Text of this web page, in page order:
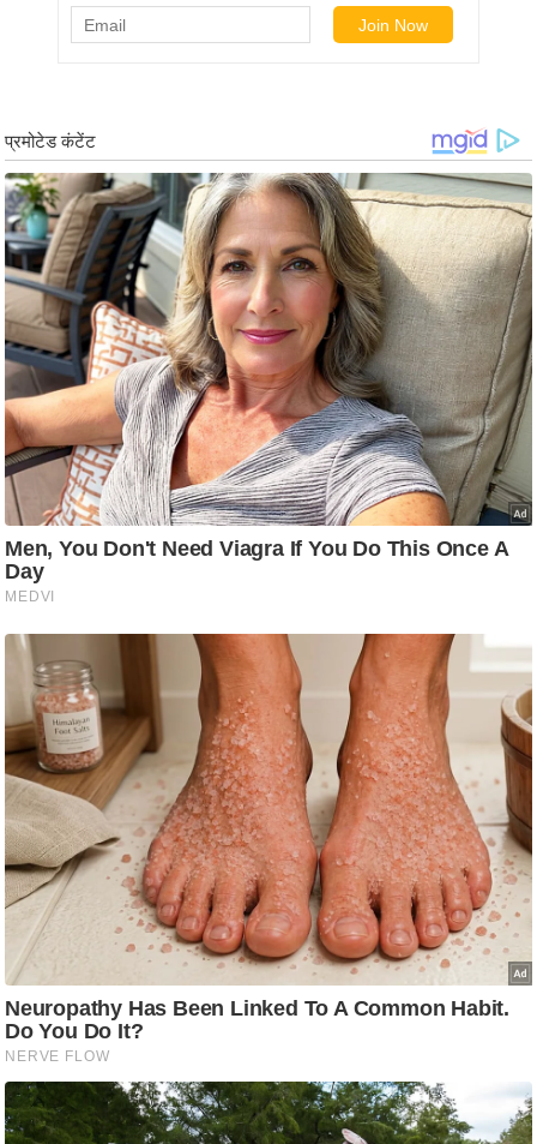
ली
वु
ड
फि
ल्म
स
मी
क्षा
B
r
e
k
i
n
N
e
w
s
ला
इ
फ
स्टा
इ
ल
टे
क्नॉ
लॉ
जी
ब्यू
टी